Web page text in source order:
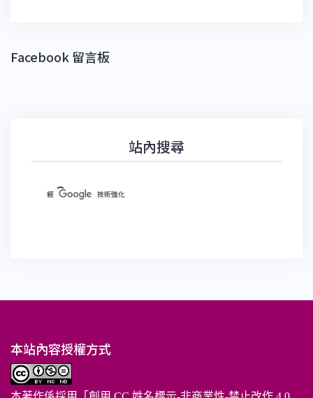
Facebook 留言板
站內搜尋
本站內容授權方式